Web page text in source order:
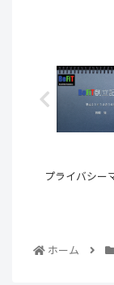
プライバシー
ホーム